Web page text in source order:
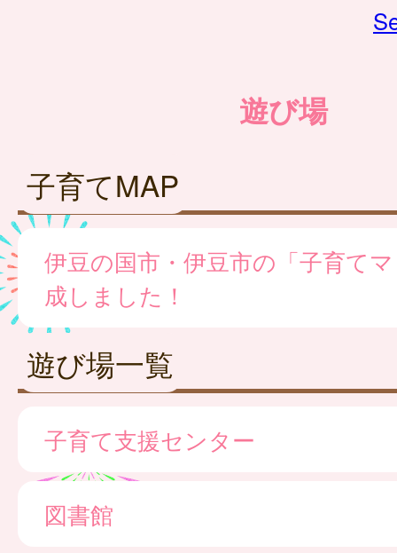
遊び場
子育てMAP
伊豆の国市・伊豆市の「子育て
成しました！
遊び場一覧
子育て支援センター
図書館